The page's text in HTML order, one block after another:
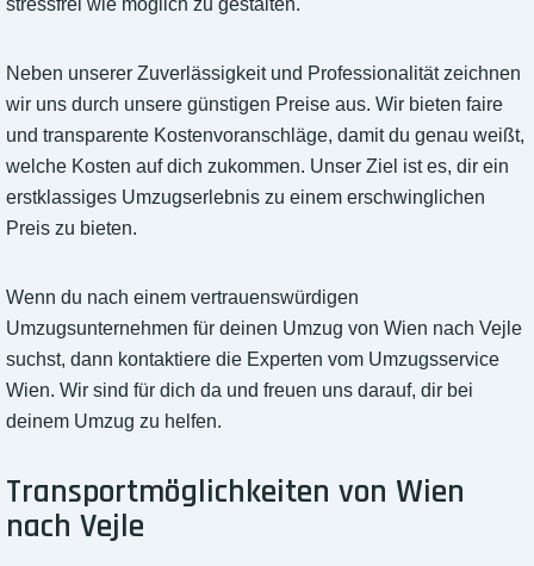
stressfrei wie möglich zu gestalten.
Neben unserer Zuverlässigkeit und Professionalität zeichnen
wir uns durch unsere günstigen Preise aus. Wir bieten faire
und transparente Kostenvoranschläge, damit du genau weißt,
welche Kosten auf dich zukommen. Unser Ziel ist es, dir ein
erstklassiges Umzugserlebnis zu einem erschwinglichen
Preis zu bieten.
Wenn du nach einem vertrauenswürdigen
Umzugsunternehmen für deinen Umzug von Wien nach Vejle
suchst, dann kontaktiere die Experten vom Umzugsservice
Wien. Wir sind für dich da und freuen uns darauf, dir bei
deinem Umzug zu helfen.
Transportmöglichkeiten von Wien
nach Vejle